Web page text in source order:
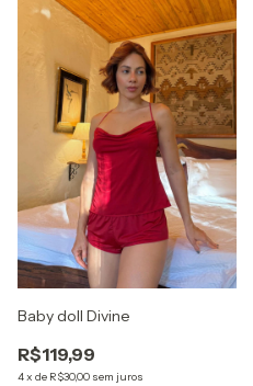
Baby doll Divine
R$119,99
4x de R$30,00 sem juros